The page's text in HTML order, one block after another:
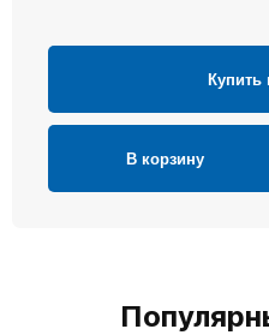
Купить
В корзину